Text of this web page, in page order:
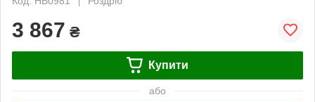
3 867 ₴
Купити
або